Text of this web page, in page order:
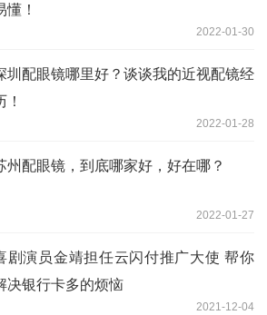
懂！
2022-01-30
圳配眼镜哪里好？谈谈我的近视配镜经
！
2022-01-28
州配眼镜，到底哪家好，好在哪？
2022-01-27
剧演员金靖担任云闪付推广大使 帮你
决银行卡多的烦恼
2021-12-04